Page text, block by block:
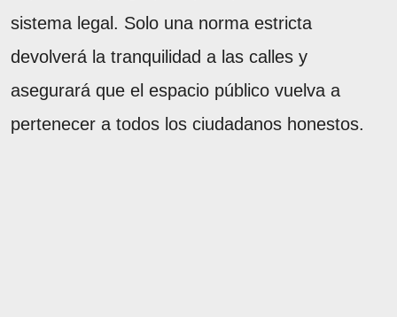
sistema legal. Solo una norma estricta
devolverá la tranquilidad a las calles y
asegurará que el espacio público vuelva a
pertenecer a todos los ciudadanos honestos.